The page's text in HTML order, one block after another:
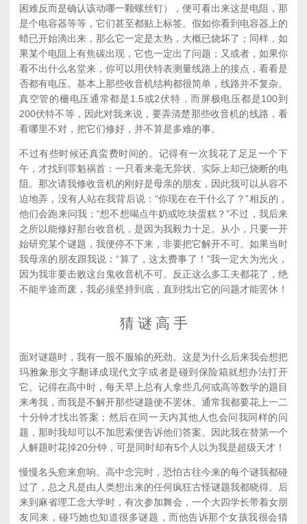
困难反而是确认该动哪一颗螺丝钉），便可看出来这是电阻，那
是个电容器等等，它们甚至都贴上标签。假如你看到电容器上的
蜡已开始滴出来，那么它一定是太热，大概已烧坏了；同样，如
果某个电阻上有焦碳出现，它也一定出了问题；又或者，如果你
看不出什么名堂来，你可以用伏特表测量线路上的接点，看看是
否都有电压。基本上那些收音机结构都很简单，线路并不复杂。
真空管的栅电压通常都是1.5或2伏特，而屏极电压都是100到
200伏特不等，因此对我来说，要弄清楚那些收音机的线路，看
看哪里不对，把它们修好，并不算是多难的事。
不过有些时候还真蛮费时间的。记得有一次我花了足足一个下
午，才找到罪魁祸首：一只看来毫无异状、实际上却已烧断的电
阻。那次请我修收音机的刚好是母亲的朋友，因此我可以从容不
迫地弄，没有人站在我背后说：“你现在在干什么了？”相反的，
他们会跑来问我：“想不想喝点牛奶或吃块蛋糕？”不过，我后来
之所以能修好那台收音机，是因为我毅力十足。从小，只要一开
始研究某个谜题，我便停不下来，非要把它解开不可。如果当时
我母亲的朋友跟我说：“算了，这太费事了！”我一定大为光火，
因为我非要击败这台鬼收音机不可。反正这么多工夫都花了，绝
不能半途而废，我必须坚持到底，直到找出它的问题才能罢休！
猜 谜 高 手
面对谜题时，我有一股不服输的死劲。这是为什么后来我会想把
玛雅象形文字翻译成现代文字或者是碰到保险箱就想办法打开
它。记得在高中时，每天早上总有人拿些几何或高等数学的题目
来考我，而我是不解开那些谜题便不罢休。通常我都要花上一二
十分钟才找出答案；然后在同一天内其他人也会问我同样的问
题，那时我却可以不加思索便告诉他们答案。因此我在替第一个
人解题时花掉20分钟，可是同时却有5个人以为我是超级天才！
慢慢名头愈来愈响。高中念完时，恐怕古往今来的每个谜我都碰
过了，总之凡是由人类想出来的任何疯狂古怪谜题我都晓得。后
来到麻省理工念大学时，有次参加舞会，一个大四学长带着女朋
友同来，碰巧她也知道很多谜题，而他告诉那个女孩我很会猜